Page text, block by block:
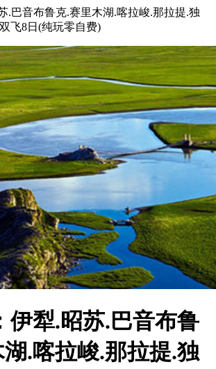
.巴音布鲁克.赛里木湖.喀拉峻.那拉提.独
飞8日(纯玩零自费)
伊犁.昭苏.巴音布鲁
.喀拉峻.那拉提.独